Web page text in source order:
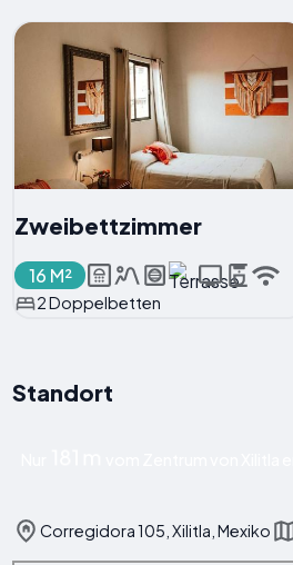
Zweibettzimmer
16 M²
2 Doppelbetten
Standort
Corregidora 105, Xilitla, Mexiko